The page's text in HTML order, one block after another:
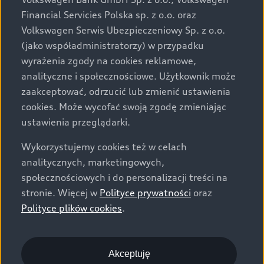
za dopłatą. Wiążące ustalenie ceny, wyposażenia i
specyfikacji pojazdu następują w umowie sprzedaży, a
określenie parametrów technicznych zawiera
świadectwo homologacji typu pojazdu. Zastrzegamy
sobie prawo do zmian i pomyłek. Wszelkie informacje
prezentowane na stronie są aktualne na dzień ich
zamieszczania. W celu uzyskania najnowszych
informacji prosimy kontaktować się z Partnerem Marki
Audi.
Wszystkie produkowane obecnie samochody marki Audi
są wykonywane z materiałów spełniających pod
względem możliwości odzysku i recyklingu wymagania
określone w normie ISO 22628 i są zgodne z
europejskimi świadectwami homologacji wydanymi wg
o.o. podlega obowiązkowi zapewnienia wszystkim
użytkownikom samochodów marki Volkswagen sieci
Financial Servicies Polska sp. z o.o. oraz
Volkswagen Serwis Ubezpieczeniowy Sp. z o.o.
(jako współadministratorzy) w przypadku
wyrażenia zgody na cookies reklamowe,
analityczne i społecznościowe. Użytkownik może
zaakceptować, odrzucić lub zmienić ustawienia
cookies. Może wycofać swoją zgodę zmieniając
ustawienia przeglądarki.
Wykorzystujemy cookies też w celach
analitycznych, marketingowych,
społecznościowych i do personalizacji treści na
stronie. Więcej w Polityce prywatności oraz
Polityce plików cookies.
Akceptuję